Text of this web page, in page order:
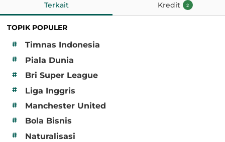
Terkait Kredit 2
TOPIK POPULER
#
Timnas Indonesia
# Piala Dunia
# Bri Super League
# Liga Inggris
# Manchester United
# Bola Bisnis
# Naturalisasi